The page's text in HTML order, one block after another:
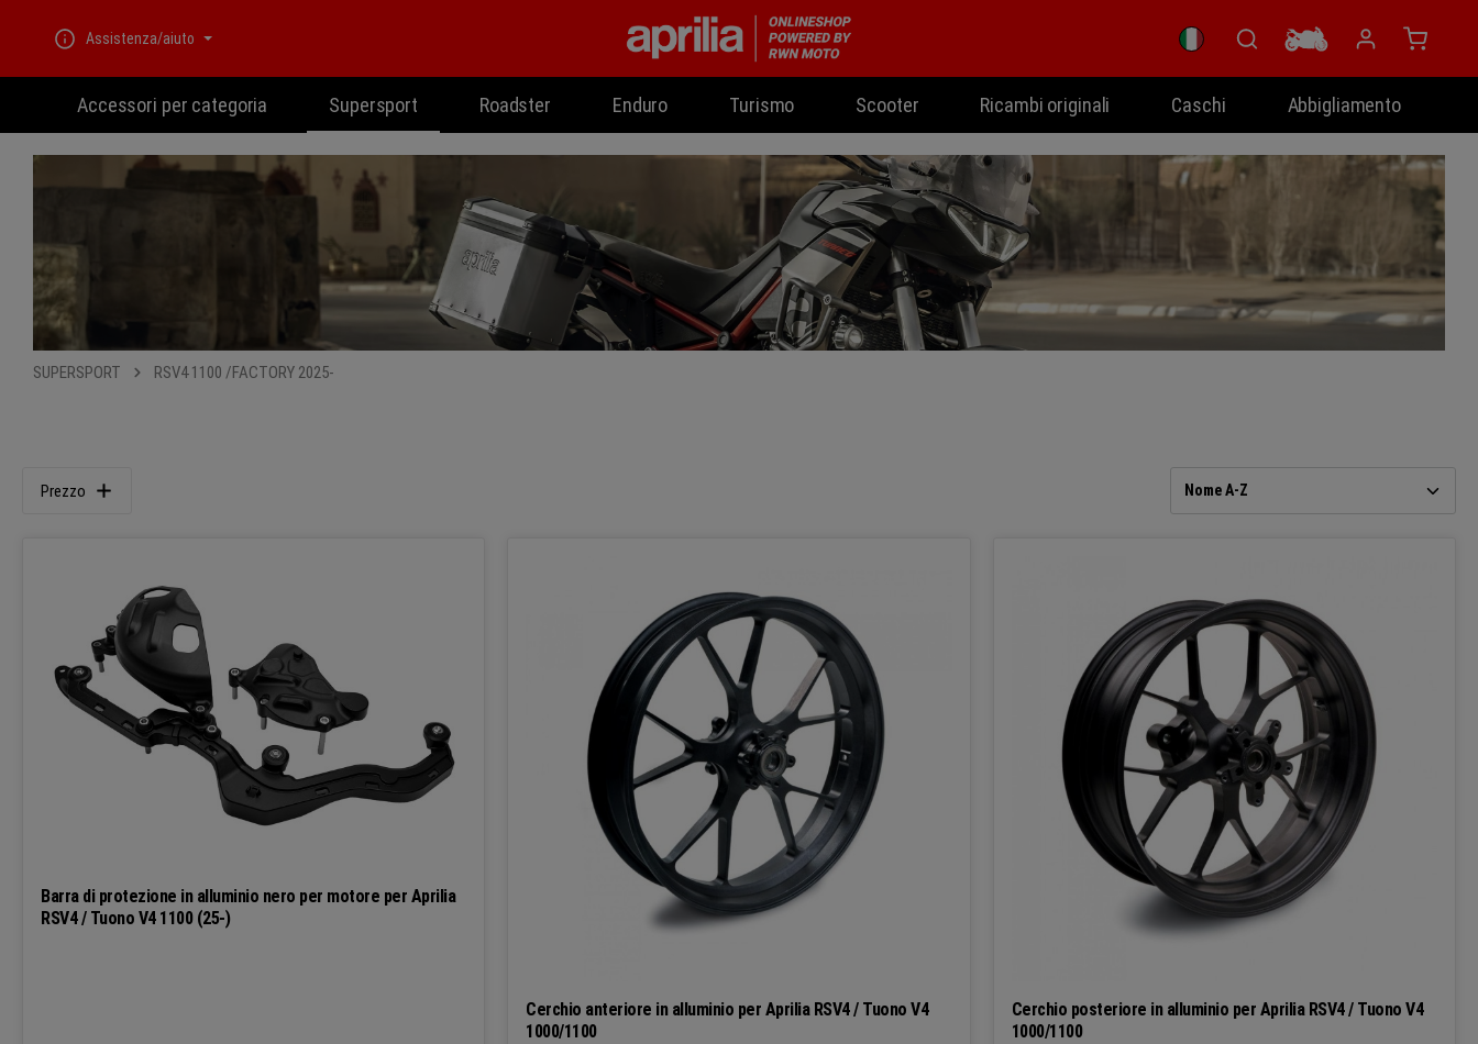
Assistenza/aiuto
Il
Accessori per categoria Supersport Roadster Enduro Turismo Scooter Ricambi originali Caschi Abbigliamento
SUPERSPORT RSV4 1100 /FACTORY 2025-
Prezzo
Barra di protezione in alluminio nero per motore per Aprilia
RSV4 / Tuono V4 1100 (25-)
Cerchio anteriore in alluminio per Aprilia RSV4 / Tuono V4
1000/1100
Cerchio posteriore in alluminio per Aprilia RSV4 / Tuono V4
1000/1100